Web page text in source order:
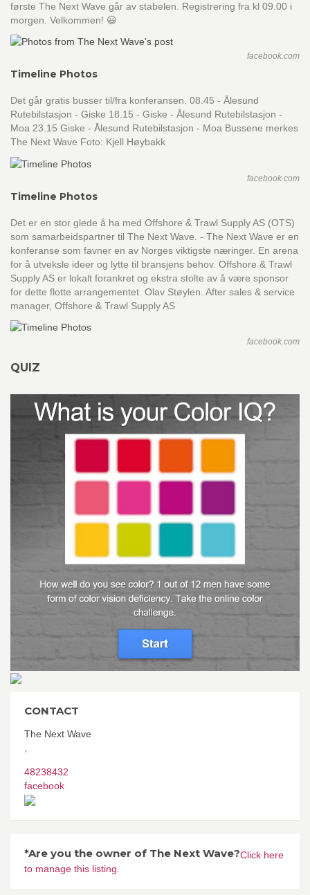
første The Next Wave går av stabelen. Registrering fra kl 09.00 i
morgen. Velkommen! 😃
facebook.com
Timeline Photos
Det går gratis busser til/fra konferansen. 08.45 - Ålesund
Rutebilstasjon - Giske 18.15 - Giske - Ålesund Rutebilstasjon -
Moa 23.15 Giske - Ålesund Rutebilstasjon - Moa Bussene merkes
The Next Wave Foto: Kjell Høybakk
facebook.com
Timeline Photos
Det er en stor glede å ha med Offshore & Trawl Supply AS (OTS)
som samarbeidspartner til The Next Wave. - The Next Wave er en
konferanse som favner en av Norges viktigste næringer. En arena
for å utveksle ideer og lytte til bransjens behov. Offshore & Trawl
Supply AS er lokalt forankret og ekstra stolte av å være sponsor
for dette flotte arrangementet. Olav Støylen. After sales & service
manager, Offshore & Trawl Supply AS
facebook.com
QUIZ
CONTACT
The Next Wave
48238432
facebook
*Are you the owner of The Next Wave?Click here
to manage this listing.